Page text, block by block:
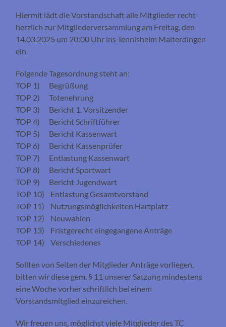
Hiermit lädt die Vorstandschaft alle Mitglieder recht
herzlich zur Mitgliederversammlung am Freitag, den
14.03.2025 um 20:00 Uhr ins Tennisheim Malterdingen
ein
Folgende Tagesordnung steht an:
TOP 1) Begrüßung
TOP 2) Totenehrung
TOP 3) Bericht 1. Vorsitzender
TOP 4) Bericht Schriftführer
TOP 5) Bericht Kassenwart
TOP 6) Bericht Kassenprüfer
TOP 7) Entlastung Kassenwart
TOP 8) Bericht Sportwart
TOP 9) Bericht Jugendwart
TOP 10) Entlastung Gesamtvorstand
TOP 11) Nutzungsmöglichkeiten Hartplatz
TOP 12) Neuwahlen
TOP 13) Fristgerecht eingegangene Anträge
TOP 14) Verschiedenes
Sollten von Seiten der Mitglieder Anträge vorliegen,
bitten wir diese gem. § 11 unserer Satzung mindestens
eine Woche vorher schriftlich bei einem
Vorstandsmitglied einzureichen.
Wir freuen uns, möglichst viele Mitglieder des TC